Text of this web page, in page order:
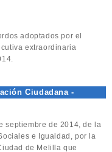
adoptados por el
extraordinaria
Ciudadana -
septiembre de 2014, de la
e Igualdad, por la
de Melilla que